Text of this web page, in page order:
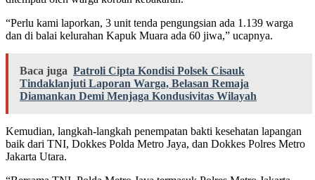
“Perlu kami laporkan, 3 unit tenda pengungsian ada 1.139 warga
dan di balai kelurahan Kapuk Muara ada 60 jiwa,” ucapnya.
Baca juga Patroli Cipta Kondisi Polsek Cisauk
Tindaklanjuti Laporan Warga, Belasan Remaja
Diamankan Demi Menjaga Kondusivitas Wilayah
Kemudian, langkah-langkah penempatan bakti kesehatan lapangan
baik dari TNI, Dokkes Polda Metro Jaya, dan Dokkes Polres Metro
Jakarta Utara.